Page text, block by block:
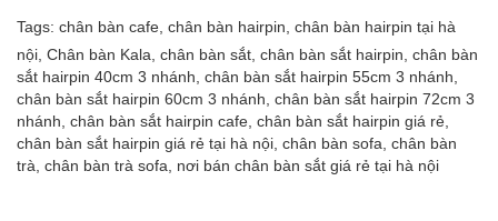
Tags: chân bàn cafe, chân bàn hairpin, chân bàn hairpin tại hà
nội, Chân bàn Kala, chân bàn sắt, chân bàn sắt hairpin, chân bàn
sắt hairpin 40cm 3 nhánh, chân bàn sắt hairpin 55cm 3 nhánh,
chân bàn sắt hairpin 60cm 3 nhánh, chân bàn sắt hairpin 72cm 3
nhánh, chân bàn sắt hairpin cafe, chân bàn sắt hairpin giá rẻ,
chân bàn sắt hairpin giá rẻ tại hà nội, chân bàn sofa, chân bàn
trà, chân bàn trà sofa, nơi bán chân bàn sắt giá rẻ tại hà nội